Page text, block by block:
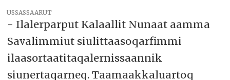
USSASSAARUT
- Ilalerparput Kalaallit Nunaat aamma
Savalimmiut siulittaasoqarfimmi
ilaasortaatitaqalernissaannik
siunertaqarneq. Taamaakkaluartoq